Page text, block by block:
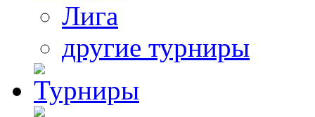
Лига
другие турниры